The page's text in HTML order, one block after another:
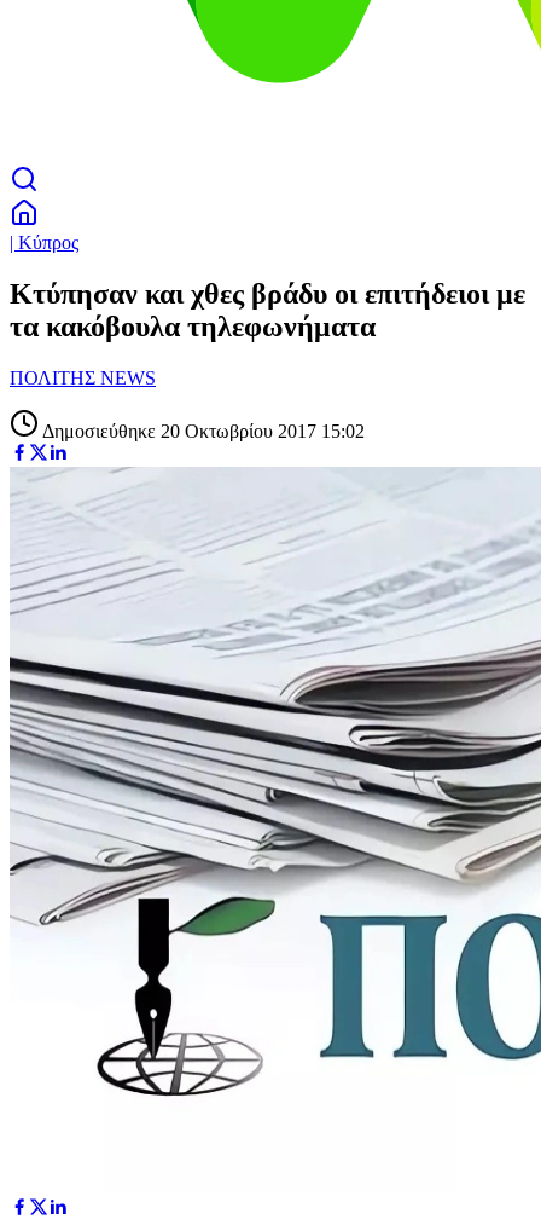
| Κύπρος
Κτύπησαν και χθες βράδυ οι επιτήδειοι με
τα κακόβουλα τηλεφωνήματα
ΠΟΛΙΤΗΣ NEWS
Δημοσιεύθηκε 20 Οκτωβρίου 2017 15:02